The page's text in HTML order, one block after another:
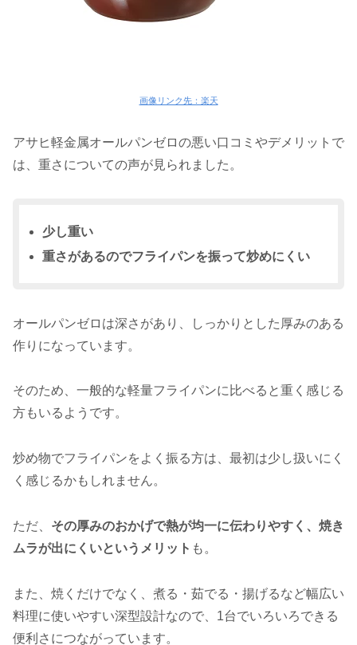
画像リンク先：楽天
アサヒ軽金属オールパンゼロの悪い口コミやデメリットで
は、重さについての声が見られました。
少し重い
重さがあるのでフライパンを振って炒めにくい
オールパンゼロは深さがあり、しっかりとした厚みのある
作りになっています。
そのため、一般的な軽量フライパンに比べると重く感じる
方もいるようです。
炒め物でフライパンをよく振る方は、最初は少し扱いにく
く感じるかもしれません。
ただ、 その厚みのおかげで熱が均一に伝わりやすく、焼き
ムラが出にくいというメリット も。
また、焼くだけでなく、煮る・茹でる・揚げるなど幅広い
料理に使いやすい深型設計なので、1台でいろいろできる
便利さにつながっています。